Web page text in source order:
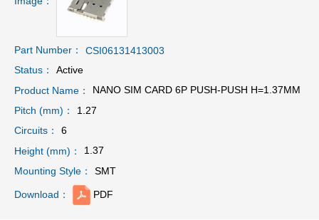
Part Number：
CSI06131413003
Status：
Active
Product Name：
NANO SIM CARD 6P PUSH-PUSH H=1.37MM
Pitch (mm)：
1.27
Circuits：
6
Height (mm)：
1.37
Mounting Style：
SMT
Download： PDF